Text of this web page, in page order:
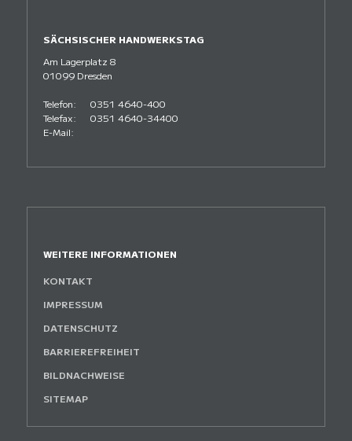
SÄCHSISCHER HANDWERKSTAG
Am Lagerplatz 8
01099 Dresden
Telefon:
0351 4640-400
Telefax:
0351 4640-34400
E-Mail:
WEITERE INFORMATIONEN
KONTAKT
IMPRESSUM
DATENSCHUTZ
BARRIEREFREIHEIT
BILDNACHWEISE
SITEMAP